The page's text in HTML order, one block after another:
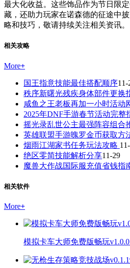
最大化收益。这些饰品作为节日限
藏，还助力玩家在诺森德的征途中
略和技巧，敬请持续关注相关资讯。
相关攻略
More+
国王指意技能最佳搭配顺序11-
秩序新曙光残疾身体部件更换
咸鱼之王老板再加一小时活动
2025年DNF手游春节活动完整
摇光录乱世公主最强阵容组合
英雄联盟手游魄罗金币获取方
烟雨江湖家书任务玩法攻略
绝区零简技能解析分享11-29
魔兽大作战国际服充值省钱指
相关软件
More+
模拟卡车大师免费版畅玩